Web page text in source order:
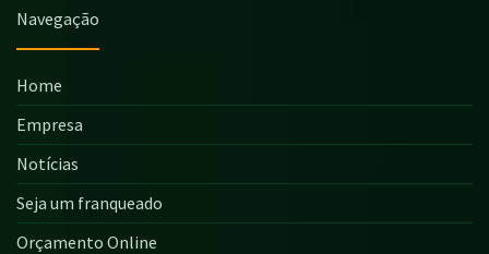
Navegação
Home
Empresa
Notícias
Seja um franqueado
Orçamento Online